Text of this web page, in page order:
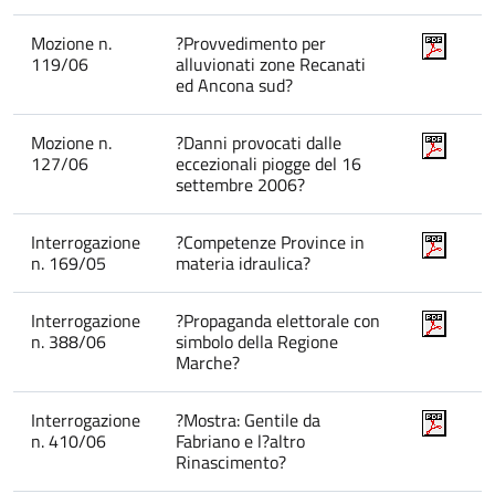
Mozione n.
119/06
?Provvedimento per
alluvionati zone Recanati
ed Ancona sud?
Mozione n.
127/06
?Danni provocati dalle
eccezionali piogge del 16
settembre 2006?
Interrogazione
n. 169/05
?Competenze Province in
materia idraulica?
Interrogazione
n. 388/06
?Propaganda elettorale con
simbolo della Regione
Marche?
Interrogazione
n. 410/06
?Mostra: Gentile da
Fabriano e l?altro
Rinascimento?